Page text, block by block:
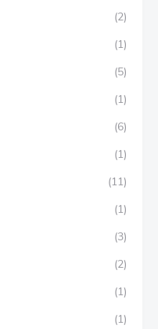
(2)
(1)
(5)
(1)
(6)
(1)
(11)
(1)
(3)
(2)
(1)
(1)